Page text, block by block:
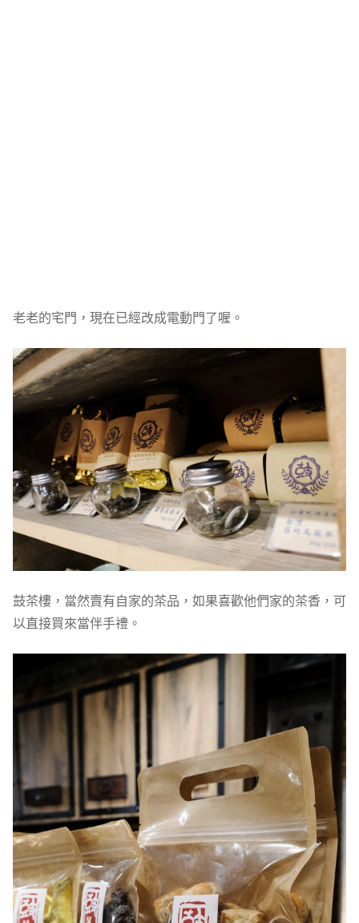
老老的宅門，現在已經改成電動門了喔。
鼓茶樓，當然賣有自家的茶品，如果喜歡他們家的茶香，可
以直接買來當伴手禮。